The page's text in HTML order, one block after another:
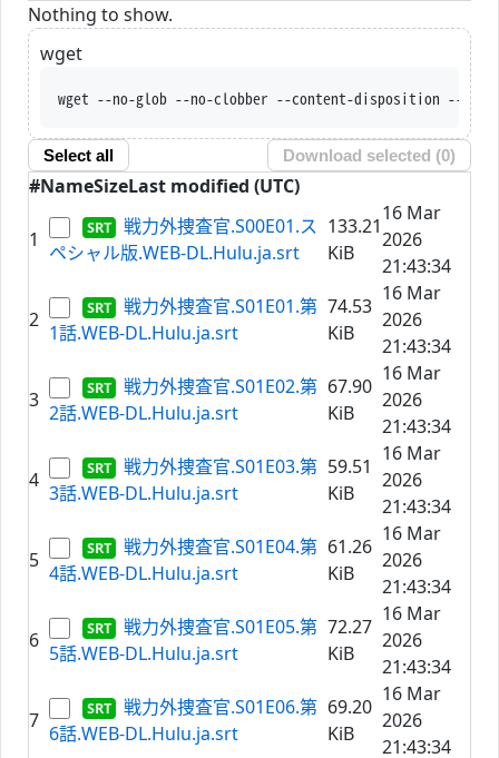
Nothing to show.
wget
wget --no-glob --no-clobber --content-disposition --trust-server-
Select all Download selected (0)
#NameSizeLast modified (UTC)
1
戦力外捜査官.S00E01.ス
ペシャル版.WEB-DL.Hulu.ja.srt
133.21
KiB
16 Mar
2026
21:43:34
2
戦力外捜査官.S01E01.第
1話.WEB-DL.Hulu.ja.srt
74.53
KiB
16 Mar
2026
21:43:34
3
戦力外捜査官.S01E02.第
2話.WEB-DL.Hulu.ja.srt
67.90
KiB
16 Mar
2026
21:43:34
4
戦力外捜査官.S01E03.第
3話.WEB-DL.Hulu.ja.srt
59.51
KiB
16 Mar
2026
21:43:34
5
戦力外捜査官.S01E04.第
4話.WEB-DL.Hulu.ja.srt
61.26
KiB
16 Mar
2026
21:43:34
6
戦力外捜査官.S01E05.第
5話.WEB-DL.Hulu.ja.srt
72.27
KiB
16 Mar
2026
21:43:34
7
戦力外捜査官.S01E06.第
6話.WEB-DL.Hulu.ja.srt
69.20
KiB
16 Mar
2026
21:43:34